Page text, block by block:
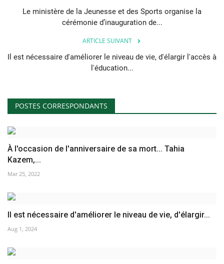
Le ministère de la Jeunesse et des Sports organise la
cérémonie d’inauguration de...
ARTICLE SUIVANT
Il est nécessaire d'améliorer le niveau de vie, d'élargir l'accès à
l'éducation...
POSTES CORRESPONDANTS
À l'occasion de l'anniversaire de sa mort... Tahia
Kazem,...
Mar 25, 2022
Il est nécessaire d'améliorer le niveau de vie, d'élargir...
Aug 1, 2024